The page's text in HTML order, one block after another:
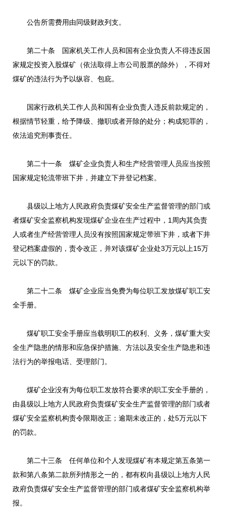
公告所需费用由同级财政列支。
第二十条 国家机关工作人员和国有企业负责人不得违反国
家规定投资入股煤矿（依法取得上市公司股票的除外），不得对
煤矿的违法行为予以纵容、包庇。
国家行政机关工作人员和国有企业负责人违反前款规定的，
根据情节轻重，给予降级、撤职或者开除的处分；构成犯罪的，
依法追究刑事责任。
第二十一条 煤矿企业负责人和生产经营管理人员应当按照
国家规定轮流带班下井，并建立下井登记档案。
县级以上地方人民政府负责煤矿安全生产监督管理的部门或
者煤矿安全监察机构发现煤矿企业在生产过程中，1周内其负责
人或者生产经营管理人员没有按照国家规定带班下井，或者下井
登记档案虚假的，责令改正，并对该煤矿企业处3万元以上15万
元以下的罚款。
第二十二条 煤矿企业应当免费为每位职工发放煤矿职工安
全手册。
煤矿职工安全手册应当载明职工的权利、义务，煤矿重大安
全生产隐患的情形和应急保护措施、方法以及安全生产隐患和违
法行为的举报电话、受理部门。
煤矿企业没有为每位职工发放符合要求的职工安全手册的，
由县级以上地方人民政府负责煤矿安全生产监督管理的部门或者
煤矿安全监察机构责令限期改正；逾期未改正的，处5万元以下
的罚款。
第二十三条 任何单位和个人发现煤矿有本规定第五条第一
款和第八条第二款所列情形之一的，都有权向县级以上地方人民
政府负责煤矿安全生产监督管理的部门或者煤矿安全监察机构举
报。